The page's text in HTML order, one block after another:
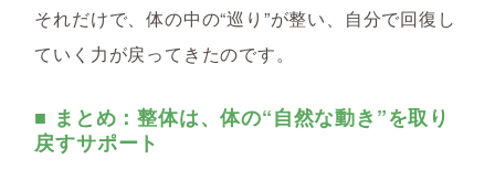
それだけで、体の中の“巡り”が整い、自分で回復し
ていく力が戻ってきたのです。
■ まとめ：整体は、体の“自然な動き”を取り
戻すサポート